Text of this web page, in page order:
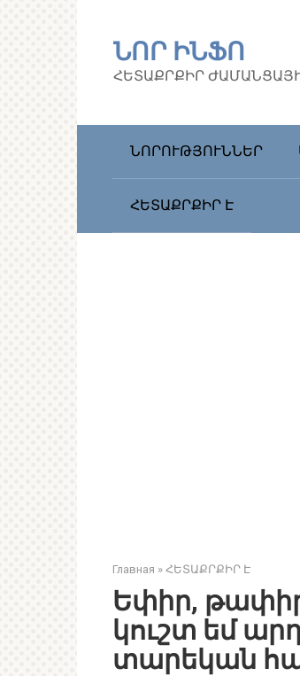
ՆՈՐ ԻՆՖՈ
ՀԵՏԱՔՐՔԻՐ
ՆՈՐՈՒԹՅՈՒՆՆԵՐ
ՀԵՏԱՔՐՔԻՐ Է
Главная » ՀԵՏԱՔՐՔԻՐ Է
Եփիր,
կուշտ եմ
տարեկան